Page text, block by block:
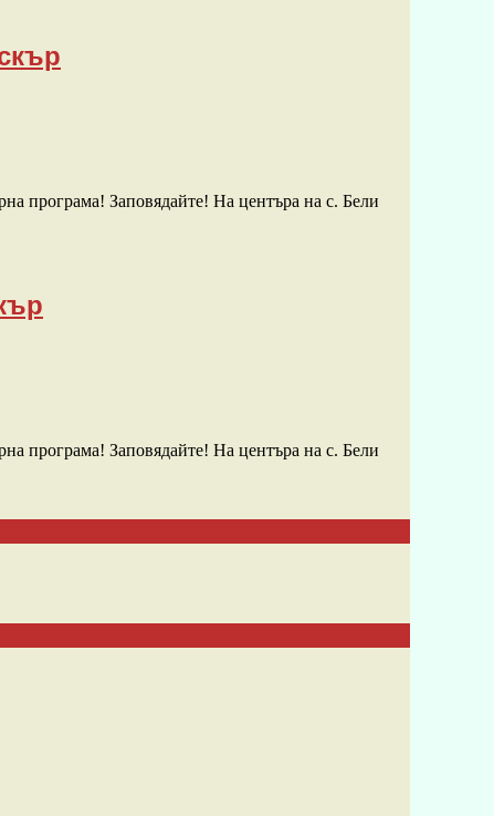
програма! Заповядайте! На центъра на с. Бели
програма! Заповядайте! На центъра на с. Бели